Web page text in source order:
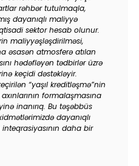
rəhbər tutulmaqla,
dayanıqlı maliyyə
sektor hesab olunur.
maliyyəşləşdirilməsi,
əsasən atmosferə atılan
hədəfləyən tədbirlər üzrə
keçidi dəstəkləyir.
“yaşıl kreditləşmə”nin
formalaşmasına
inanırıq. Bu təşəbbüs
dayanıqlı
daha bir